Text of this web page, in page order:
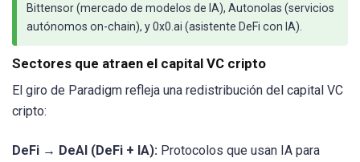
Bittensor (mercado de modelos de IA), Autonolas (servicios
autónomos on-chain), y 0x0.ai (asistente DeFi con IA).
Sectores que atraen el capital VC cripto
El giro de Paradigm refleja una redistribución del capital VC
cripto:
DeFi → DeAI (DeFi + IA): Protocolos que usan IA para